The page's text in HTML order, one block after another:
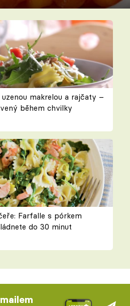
makrelou a rajčaty –
během chvilky
Farfalle s pórkem
do 30 minut